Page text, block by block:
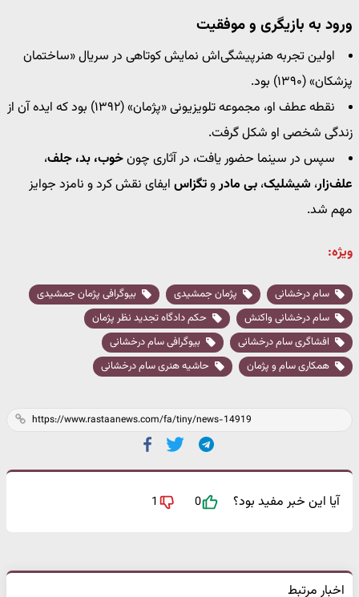
ورود به بازیگری و موفقیت
اولین تجربه هنرپیشگی‌اش نمایش کوتاهی در سریال «ساختمان
پزشکان» (۱۳۹۰) بود.
نقطه عطف او، مجموعه تلویزیونی «پژمان» (۱۳۹۲) بود که ایده آن از
زندگی شخصی او شکل گرفت.
سپس در سینما حضور یافت، در آثاری چونخوب، بد، جلف،
علف‌زار، شیشلیک، بی مادروتگزاس ایفای نقش کرد و نامزد جوایز
مهم شد.
ویژه:
سام درخشانی پژمان جمشیدی
بیوگرافی پژمان جمشیدی
سام درخشانی واکنش
حکم دادگاه تجدید نظر پژمان
افشاگری سام درخشانی
بیوگرافی سام درخشانی
همکاری سام و پژمان
حاشیه هنری سام درخشانی
آیا این خبر مفید بود؟ 0
1
اخبار مرتبط